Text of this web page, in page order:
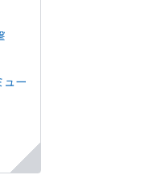
ュー